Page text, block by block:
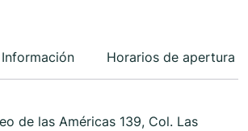
Información Horarios de apertura
de las Américas 139, Col. Las